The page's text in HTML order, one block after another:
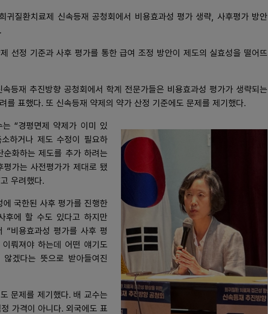
귀질환치료제 신속등재 공청회에서 비용효과성 평가 생략, 사후평가 방안
선정 기준과 사후 평가를 통한 급여 조정 방안이 제도의 실효성을 떨어뜨
등재 추진방향 공청회에서 학계 전문가들은 비용효과성 평가가 생략되는
를 표했다. 또 신속등재 약제의 약가 산정 기준에도 문제를 제기했다.
“경평면제 약제가 이미 있
하거나 제도 수정이 필요하
화하는 제도를 추가 하려는
가는 사전평가가 제대로 됐
우려했다.
에 국한된 사후 평가를 진행한
후에 할 수도 있다고 하지만
“비용효과성 평가를 사후 평
뤄져야 하는데 어떤 얘기도
겠다는 뜻으로 받아들여진
문제를 제기했다. 배 교수는
가격이 아니다. 외국에도 표